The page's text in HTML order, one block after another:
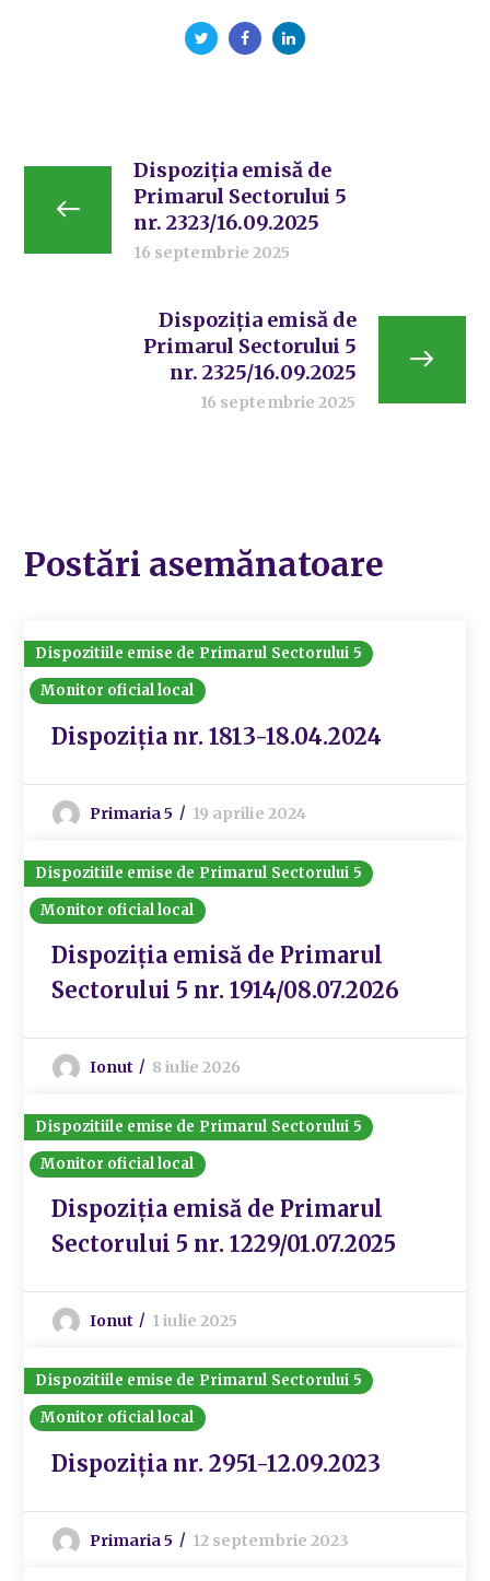
Dispoziția emisă de
Primarul Sectorului 5
nr. 2323/16.09.2025
16 septembrie 2025
Dispoziția emisă de
Primarul Sectorului 5
nr. 2325/16.09.2025
16 septembrie 2025
Postări asemănatoare
Dispozitiile emise de Primarul Sectorului 5
Monitor oficial local
Dispoziția nr. 1813-18.04.2024
Primaria 5 19 aprilie 2024
Dispozitiile emise de Primarul Sectorului 5
Monitor oficial local
Dispoziția emisă de Primarul
Sectorului 5 nr. 1914/08.07.2026
Ionut 8 iulie 2026
Dispozitiile emise de Primarul Sectorului 5
Monitor oficial local
Dispoziția emisă de Primarul
Sectorului 5 nr. 1229/01.07.2025
Ionut 1 iulie 2025
Dispozitiile emise de Primarul Sectorului 5
Monitor oficial local
Dispoziția nr. 2951-12.09.2023
Primaria 5 12 septembrie 2023